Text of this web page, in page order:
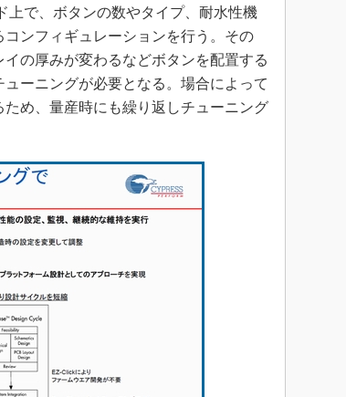
で、ボタンの数やタイプ、耐水性機
ンフィギュレーションを行う。その
の厚みが変わるなどボタンを配置する
ーニングが必要となる。場合によって
め、量産時にも繰り返しチューニング